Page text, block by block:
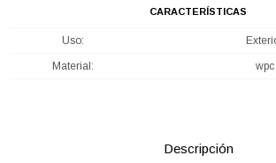
CARACTERÍSTICAS
Uso
Material wpc
Descripción